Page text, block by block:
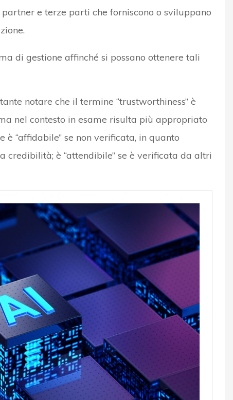
e terze parti che forniscono o sviluppano
di gestione affinché si possano ottenere tali
notare che il termine “trustworthiness” è
nel contesto in esame risulta più appropriato
“affidabile” se non verificata, in quanto
è “attendibile” se è verificata da altri